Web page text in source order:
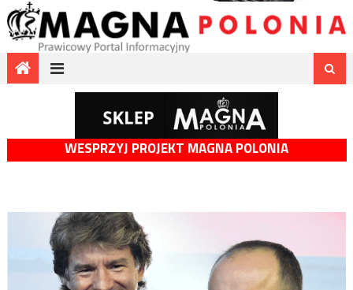
WESPRZYJ PROJEKT MAGNA POLONIA